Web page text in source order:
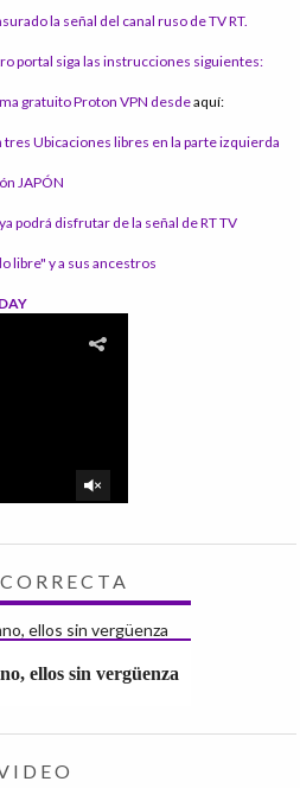
la señal del canal ruso de TV RT.
portal siga las instrucciones siguientes:
gratuito Proton VPN desdeaquí:
tres Ubicaciones libres en la parte izquierda
JAPÓN
podrá disfrutar de la señal de RT TV
libre" y a sus ancestros
ellos sin vergüenza